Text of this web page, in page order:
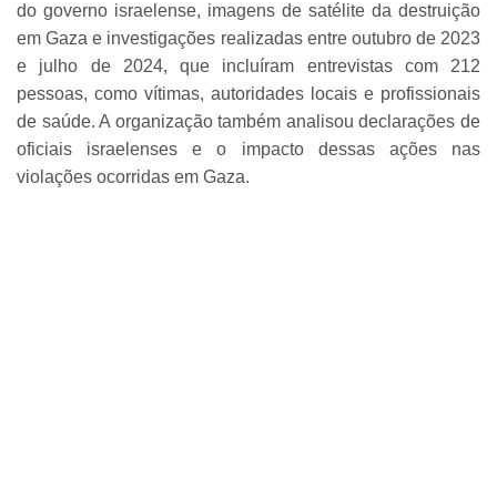
do governo israelense, imagens de satélite da destruição
em Gaza e investigações realizadas entre outubro de 2023
e julho de 2024, que incluíram entrevistas com 212
pessoas, como vítimas, autoridades locais e profissionais
de saúde. A organização também analisou declarações de
oficiais israelenses e o impacto dessas ações nas
violações ocorridas em Gaza.